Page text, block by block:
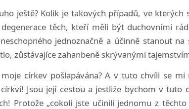
ještě? Kolik je takových případů, ve
těch, kteří měli být duchovními
jednoznačně a účinně stanout
zůstávajíce zahanbeně skrývanými
církev pošlapávána? A v tuto chvíli se
Jsou její cestou a jestliže bychom v tuto
Protože „cokoli jste učinili jednomu z